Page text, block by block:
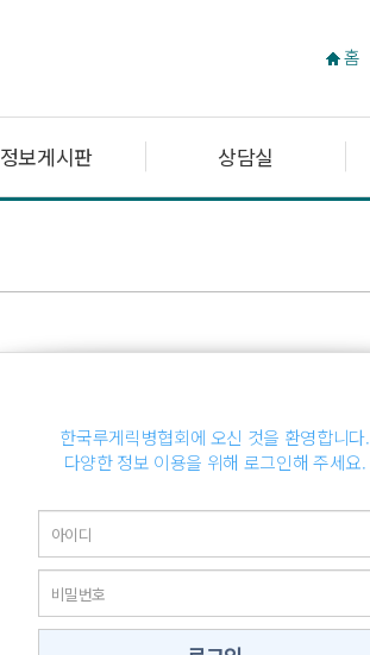
홈
정보게시판 상담실
한국루게릭병협회에 오신 것을 환영합니다.
다양한 정보 이용을 위해 로그인해 주세요.